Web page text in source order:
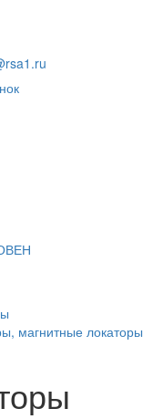
магнитные локаторы